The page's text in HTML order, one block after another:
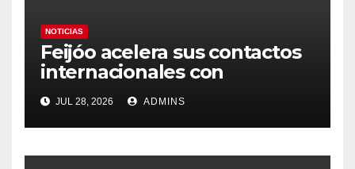
NOTICIAS
Feijóo acelera sus contactos
internacionales con
Latinoamérica como socio
prioritario en su agenda de
gobierno
JUL 28, 2026 ADMINS